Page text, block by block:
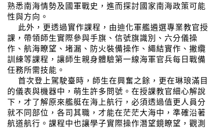
熟悉南海情勢及國軍戰史，進而探討國家南海政策可能
性與方向。
此外，更透過實作課程，由迪化軍艦遴選專業教官授
課，帶領師生實際參與手旗、信號旗識別、六分儀操
作、航海瞭望、堵漏、防火裝備操作、繩結實作、撇纜
訓練等課程，讓師生親身體驗第一線海軍官兵每日戰備
任務所需技能。
首次登上駕駛臺時，師生在興奮之餘，更在琳琅滿目
的儀表與機器中，萌生許多問號。在授課教官細心解說
下，才了解原來艦艇在海上航行，必須透過值更人員分
就不同部位，各司其職，才能在茫茫大海中，準確沿著
航道航行。課程中也讓學子實際操作潛望鏡瞭望，觀測